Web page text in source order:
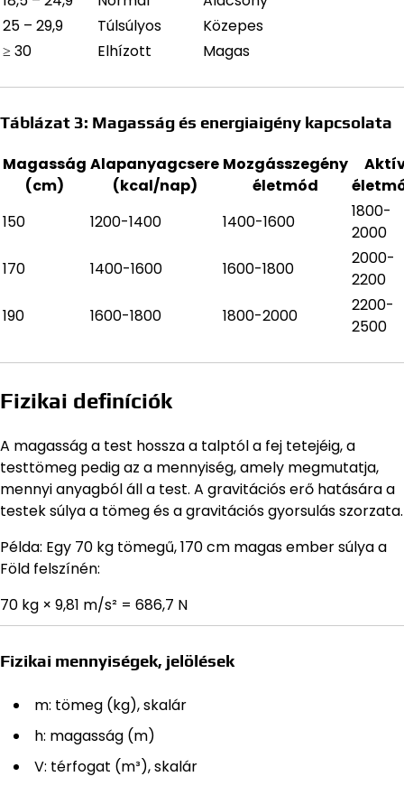
25 – 29,9
Túlsúlyos
Közepes
≥ 30
Elhízott Magas
Táblázat 3: Magasság és energiaigény kapcsolata
Magasság
(cm)
Alapanyagcsere
(kcal/nap)
Mozgásszegény
életmód
150
1200-1400 1400-1600
1800-
2000
170
1400-1600 1600-1800
2000-
2200
190
1600-1800 1800-2000
2200-
2500
Fizikai definíciók
A magasság a test hossza a talptól a fej tetejéig, a
testtömeg pedig az a mennyiség, amely megmutatja,
mennyi anyagból áll a test. A gravitációs erő hatására a
testek súlya a tömeg és a gravitációs gyorsulás szorzata.
Példa: Egy 70 kg tömegű, 170 cm magas ember súlya a
Föld felszínén:
70 kg × 9,81 m/s² = 686,7 N
Fizikai mennyiségek, jelölések
m: tömeg (kg), skalár
h: magasság (m)
V: térfogat (m³), skalár